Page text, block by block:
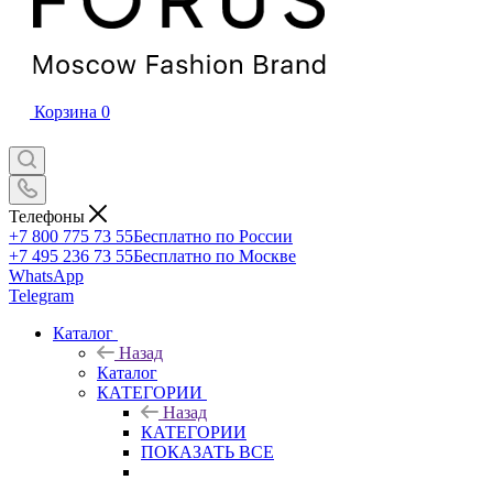
Корзина 0
Телефоны
+7 800 775 73 55Бесплатно по России
+7 495 236 73 55Бесплатно по Москве
WhatsApp
Telegram
Каталог
Назад
Каталог
КАТЕГОРИИ
Назад
КАТЕГОРИИ
ПОКАЗАТЬ ВСЕ